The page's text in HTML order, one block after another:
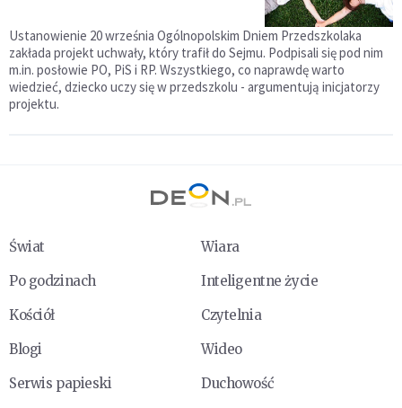
Ustanowienie 20 września Ogólnopolskim Dniem Przedszkolaka
zakłada projekt uchwały, który trafił do Sejmu. Podpisali się pod nim
m.in. posłowie PO, PiS i RP. Wszystkiego, co naprawdę warto
wiedzieć, dziecko uczy się w przedszkolu - argumentują inicjatorzy
projektu.
Świat
Wiara
Po godzinach
Inteligentne życie
Kościół
Czytelnia
Blogi
Wideo
Serwis papieski
Duchowość